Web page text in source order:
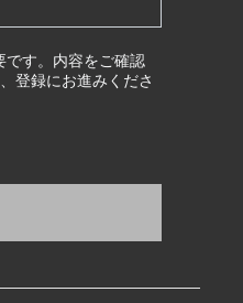
です。内容をご確認
登録にお進みくださ